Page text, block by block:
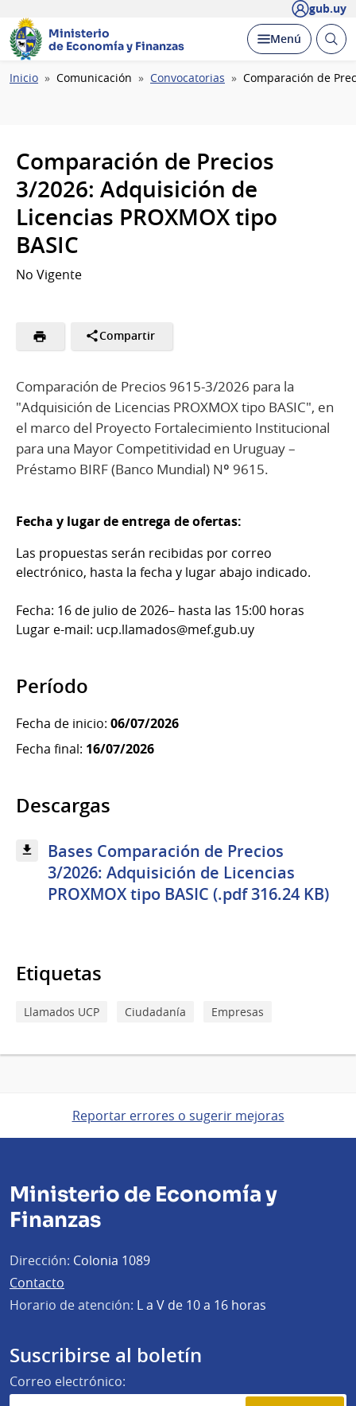
gub.uy
Ministerio
de Economía y Finanzas
Desplegar
Menú Abrir
Ruta
Inicio Comunicación Convocatorias Comparación de
Comparación de Precios
3/2026: Adquisición de
Licencias PROXMOX tipo
BASIC
No Vigente
Compartir
Comparación de Precios 9615-3/2026 para la
"Adquisición de Licencias PROXMOX tipo BASIC", en
el marco del Proyecto Fortalecimiento Institucional
para una Mayor Competitividad en Uruguay –
Préstamo BIRF (Banco Mundial) Nº 9615.
Fecha y lugar de entrega de ofertas:
Las propuestas serán recibidas por correo
electrónico, hasta la fecha y lugar abajo indicado.
Fecha: 16 de julio de 2026– hasta las 15:00 horas
Lugar e-mail: ucp.llamados@mef.gub.uy
Período
Fecha de inicio: 06/07/2026
Fecha final: 16/07/2026
Descargas
Bases Comparación de Precios
3/2026: Adquisición de Licencias
PROXMOX tipo BASIC (.pdf 316.24 KB)
Etiquetas
Llamados UCP Ciudadanía Empresas
Reportar errores o sugerir mejoras
Ministerio de Economía y
Finanzas
Dirección: Colonia 1089
Contacto
Horario de atención: L a V de 10 a 16 horas
Suscribirse al boletín
Correo electrónico: